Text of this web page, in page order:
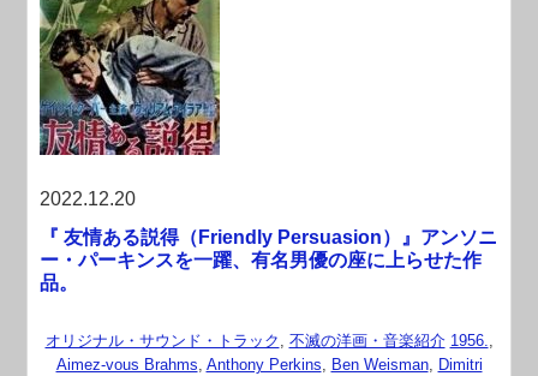
2022.12.20
『 友情ある説得（Friendly Persuasion）』アンソニ
ー・パーキンスを一躍、有名男優の座に上らせた作
品。
オリジナル・サウンド・トラック , 不滅の洋画・音楽紹介 1956.,
Aimez-vous Brahms, Anthony Perkins, Ben Weisman, Dimitri